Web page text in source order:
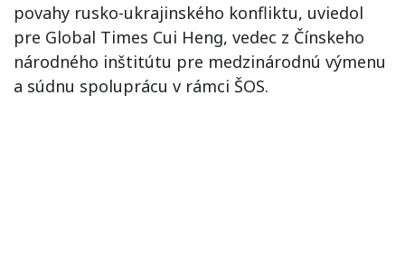
povahy rusko-ukrajinského konfliktu, uviedol
pre Global Times Cui Heng, vedec z Čínskeho
národného inštitútu pre medzinárodnú výmenu
a súdnu spoluprácu v rámci ŠOS.